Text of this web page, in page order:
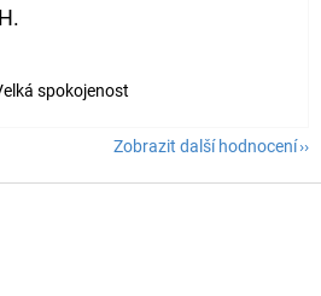
je 5 z 5 hvězdiček.
spokojenost
Zobrazit další hodnocení